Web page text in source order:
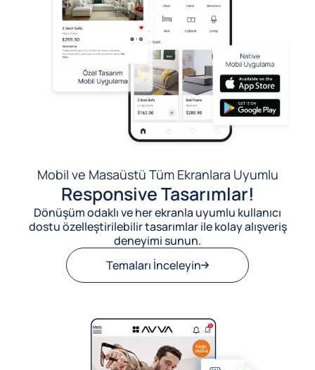
Mobil ve Masaüstü Tüm Ekranlara Uyumlu
Responsive Tasarımlar!
Dönüşüm odaklı ve her ekranla uyumlu kullanıcı
dostu özelleştirilebilir tasarımlar ile kolay alışveriş
deneyimi sunun.
Temaları İnceleyin